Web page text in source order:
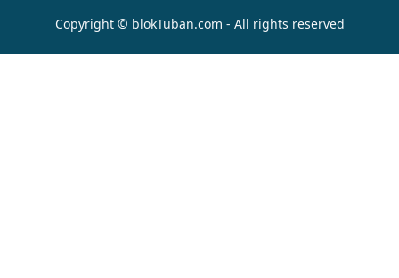
Copyright © blokTuban.com - All rights reserved